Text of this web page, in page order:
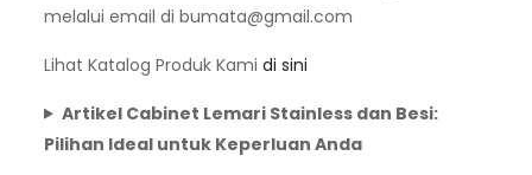
melalui email di bumata@gmail.com
Lihat Katalog Produk Kami di sini
Artikel Cabinet Lemari Stainless dan Besi:
Pilihan Ideal untuk Keperluan Anda